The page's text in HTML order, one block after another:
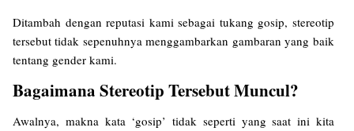
Ditambah dengan reputasi kami sebagai tukang gosip, stereotip
tersebut tidak sepenuhnya menggambarkan gambaran yang baik
tentang gender kami.
Bagaimana Stereotip Tersebut Muncul?
Awalnya, makna kata ‘gosip’ tidak seperti yang saat ini kita